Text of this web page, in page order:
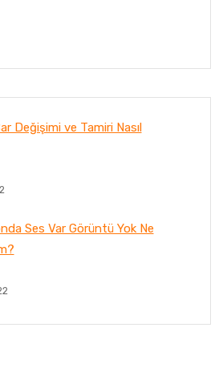
Değişimi ve Tamiri Nasıl
Ses Var Görüntü Yok Ne